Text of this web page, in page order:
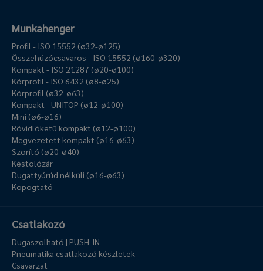
Munkahenger
Profil - ISO 15552 (ø32-ø125)
Összehúzócsavaros - ISO 15552 (ø160-ø320)
Kompakt - ISO 21287 (ø20-ø100)
Körprofil - ISO 6432 (ø8-ø25)
Körprofil (ø32-ø63)
Kompakt - UNITOP (ø12-ø100)
Mini (ø6-ø16)
Rövidlöketű kompakt (ø12-ø100)
Megvezetett kompakt (ø16-ø63)
Szorító (ø20-ø40)
Késtolózár
Dugattyúrúd nélküli (ø16-ø63)
Kopogtató
Csatlakozó
Dugaszolható | PUSH-IN
Pneumatika csatlakozó készletek
Csavarzat